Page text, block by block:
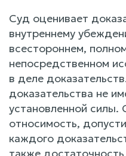
Суд оценивает
внутреннему
всестороннем,
непосредственном
в деле
доказательства не
установленной силы.
относимость,
каждого
также